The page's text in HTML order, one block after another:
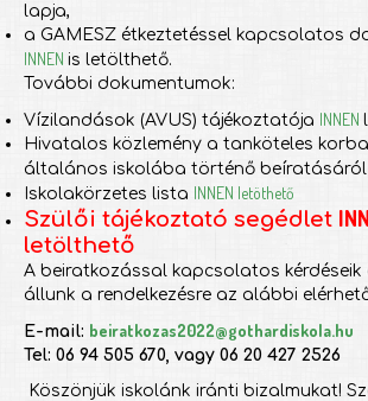
lapja,
a GAMESZ étkeztetéssel kapcsolatos
INNEN is letölthető.
További dokumentumok:
Vízilandások (AVUS) tájékoztatója INNEN
Hivatalos közlemény a tanköteles
általános iskolába történő beíratásáról
Iskolakörzetes lista INNEN letöthető
Szülői tájékoztató segédlet
letölthető
A beiratkozással kapcsolatos kérdéseik
állunk a rendelkezésre az alábbi
E-mail: beiratkozas2022@gothardiskola.hu
Tel: 06 94 505 670, vagy 06 20 427 2526
Köszönjük iskolánk iránti bizalmukat!